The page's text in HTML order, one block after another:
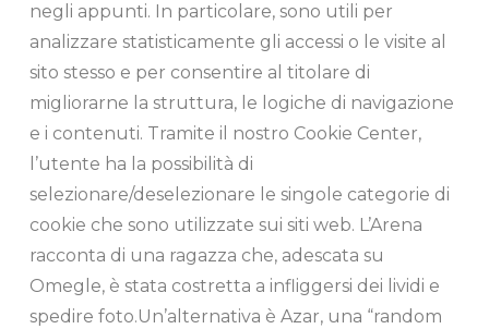
negli appunti. In particolare, sono utili per
analizzare statisticamente gli accessi o le visite al
sito stesso e per consentire al titolare di
migliorarne la struttura, le logiche di navigazione
e i contenuti. Tramite il nostro Cookie Center,
l’utente ha la possibilità di
selezionare/deselezionare le singole categorie di
cookie che sono utilizzate sui siti web. L’Arena
racconta di una ragazza che, adescata su
Omegle, è stata costretta a infliggersi dei lividi e
spedire foto.Un’alternativa è Azar, una “random